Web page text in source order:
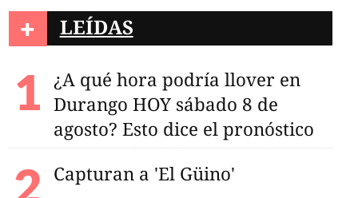
Fonacot y
esfuerzos para
a sus trabajadores
+ LEÍDAS
¿A qué hora podría llover en
Durango HOY sábado 8 de
agosto? Esto dice el pronóstico
Capturan a 'El Güino'